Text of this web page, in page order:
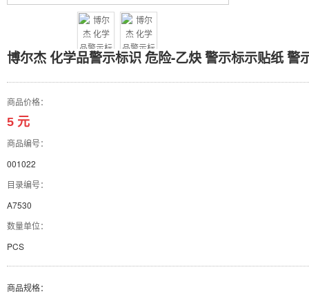
博尔杰 化学品警示标识 危险-乙炔 警示标示贴纸
商品价格：
5 元
商品编号：
001022
目录编号：
A7530
数量单位：
PCS
商品规格：